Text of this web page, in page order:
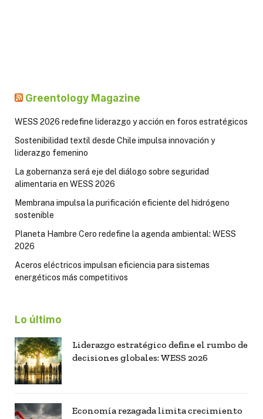
Greentology Magazine
WESS 2026 redefine liderazgo y acción en foros estratégicos
Sostenibilidad textil desde Chile impulsa innovación y
liderazgo femenino
La gobernanza será eje del diálogo sobre seguridad
alimentaria en WESS 2026
Membrana impulsa la purificación eficiente del hidrógeno
sostenible
Planeta Hambre Cero redefine la agenda ambiental: WESS
2026
Aceros eléctricos impulsan eficiencia para sistemas
energéticos más competitivos
Lo último
Liderazgo estratégico define el rumbo de
decisiones globales: WESS 2026
Economía rezagada limita crecimiento